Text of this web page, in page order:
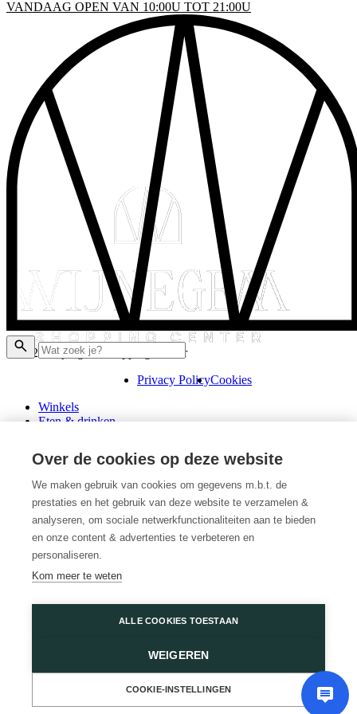
VANDAAG OPEN VAN 10:00U TOT 21:00U
© 2026 Wijnegem Shopping Center
Privacy PolicyCookies
Winkels
Eten & drinken
Schenk een cadeaubon
Over ons
Wini’s
Plattegrond
Diensten
Promoties
Huur een winkel
Veelgestelde vragen
Wijnegem Shopping Center
Contacteer ons
& DRINKEN
INFO
Over de cookies op deze website
We maken gebruik van cookies om gegevens m.b.t. de
prestaties en het gebruik van deze website te verzamelen &
analyseren, om sociale netwerkfunctionaliteiten aan te bieden
en onze content & advertenties te verbeteren en
personaliseren.
Kom meer te weten
ALLE COOKIES TOESTAAN
WEIGEREN
COOKIE-INSTELLINGEN